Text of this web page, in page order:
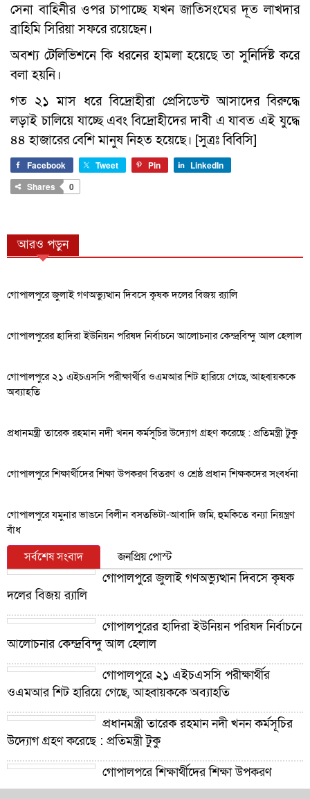
সেনা বাহিনীর ওপর চাপাচ্ছে যখন জাতিসংঘের দূত লাখদার
ব্রাহিমি সিরিয়া সফরে রয়েছেন।
অবশ্য টেলিভিশনে কি ধরনের হামলা হয়েছে তা সুনির্দিষ্ট করে
বলা হয়নি।
গত ২১ মাস ধরে বিদ্রোহীরা প্রেসিডেন্ট আসাদের বিরুদ্ধে
লড়াই চালিয়ে যাচ্ছে এবং বিদ্রোহীদের দাবী এ যাবত এই যুদ্ধে
৪৪ হাজারের বেশি মানুষ নিহত হয়েছে। [সুত্রঃ বিবিসি]
Facebook Tweet Pin
LinkedIn
Shares
0
আরও পড়ুন
গোপালপুরে জুলাই গণঅভ্যুত্থান দিবসে কৃষক দলের বিজয় র‍্যালি
গোপালপুরের হাদিরা ইউনিয়ন পরিষদ নির্বাচনে আলোচনার কেন্দ্রবিন্দু আল হেলাল
গোপালপুরে ২১ এইচএসসি পরীক্ষার্থীর ওএমআর শিট হারিয়ে গেছে, আহ্বায়ককে
অব্যাহতি
প্রধানমন্ত্রী তারেক রহমান নদী খনন কর্মসূচির উদ্যোগ গ্রহণ করেছে : প্রতিমন্ত্রী টুকু
গোপালপুরে শিক্ষার্থীদের শিক্ষা উপকরণ বিতরণ ও শ্রেষ্ঠ প্রধান শিক্ষকদের সংবর্ধনা
গোপালপুরে যমুনার ভাঙনে বিলীন বসতভিটা-আবাদি জমি, হুমকিতে বন্যা নিয়ন্ত্রণ
বাঁধ
সর্বশেষ সংবাদ জনপ্রিয় পোস্ট
গোপালপুরে জুলাই গণঅভ্যুত্থান দিবসে কৃষক
দলের বিজয় র‍্যালি
গোপালপুরের হাদিরা ইউনিয়ন পরিষদ নির্বাচনে
আলোচনার কেন্দ্রবিন্দু আল হেলাল
গোপালপুরে ২১ এইচএসসি পরীক্ষার্থীর
ওএমআর শিট হারিয়ে গেছে, আহ্বায়ককে অব্যাহতি
প্রধানমন্ত্রী তারেক রহমান নদী খনন কর্মসূচির
উদ্যোগ গ্রহণ করেছে : প্রতিমন্ত্রী টুকু
গোপালপুরে শিক্ষার্থীদের শিক্ষা উপকরণ
বিতরণ ও শ্রেষ্ঠ প্রধান শিক্ষকদের সংবর্ধনা